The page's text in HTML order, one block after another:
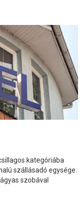
kategóriába
szállásadó egysége.
szobával